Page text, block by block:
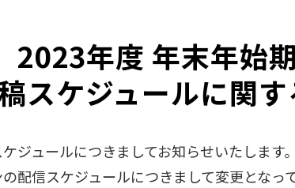
2023年度 年末年始
スケジュールに関
ジュールにつきましてお知らせいたします。
配信スケジュールにつきまして変更となって